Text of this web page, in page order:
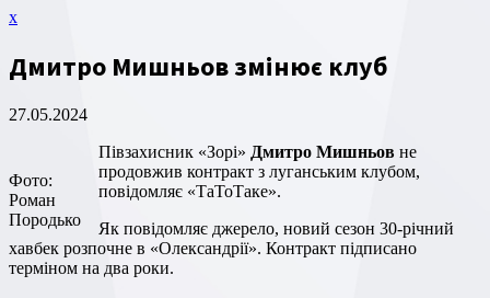
xЗакрити
Дмитро Мишньов змінює клуб
27.05.2024
Фото:
Роман
Породько
Півзахисник «Зорі» Дмитро Мишньов не
продовжив контракт з луганським клубом,
повідомляє «ТаТоТаке».
Як повідомляє джерело, новий сезон 30-річний
хавбек розпочне в «Олександрії». Контракт підписано
терміном на два роки.